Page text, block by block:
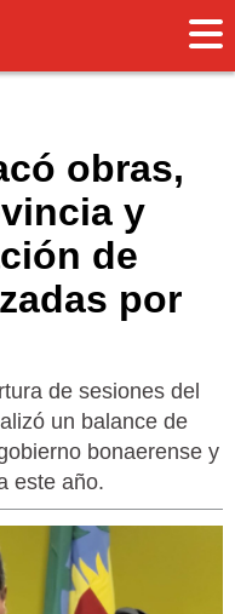
obras,
y
de
por
de sesiones del
un balance de
bonaerense y
este año.